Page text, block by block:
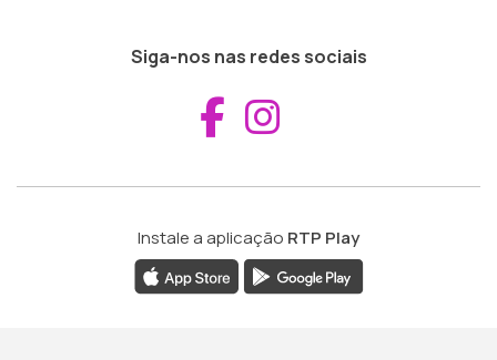
Siga-nos nas redes sociais
Aceder ao
Instale a aplicação RTP Play